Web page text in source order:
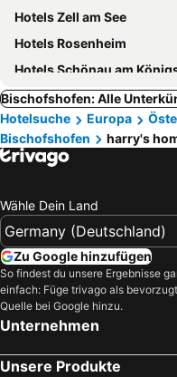
Hotels Zell am See
Hotels Rosenheim
Hotels Schönau am
Bischofshofen: Alle
Hotelsuche
Europa
Bischofshofen
harry's
Wähle Dein Land
Zu Google hinzufügen
So findest du unsere Ergebnisse
einfach: Füge trivago als
Quelle bei Google hinzu.
Unternehmen
Unsere Produkte